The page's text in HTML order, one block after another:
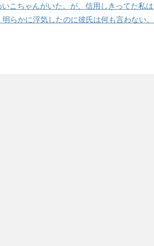
こちゃんがいた。が、信用しきってた私は
らかに浮気したのに彼氏は何も言わない。